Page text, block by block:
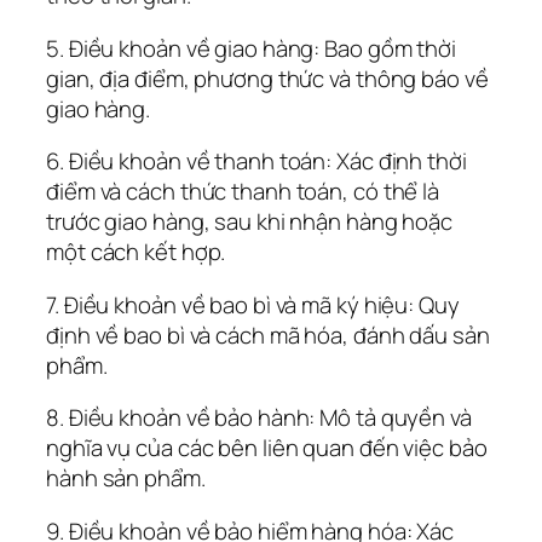
5. Điều khoản về giao hàng: Bao gồm thời
gian, địa điểm, phương thức và thông báo về
giao hàng.
6. Điều khoản về thanh toán: Xác định thời
điểm và cách thức thanh toán, có thể là
trước giao hàng, sau khi nhận hàng hoặc
một cách kết hợp.
7. Điều khoản về bao bì và mã ký hiệu: Quy
định về bao bì và cách mã hóa, đánh dấu sản
phẩm.
8. Điều khoản về bảo hành: Mô tả quyền và
nghĩa vụ của các bên liên quan đến việc bảo
hành sản phẩm.
9. Điều khoản về bảo hiểm hàng hóa: Xác